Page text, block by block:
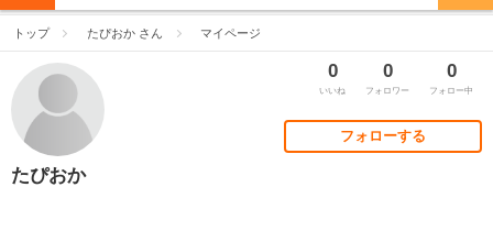
トップ たぴおか さん マイページ
0
いいね
0
フォロワー
0
フォロー中
フォローする
たぴおか